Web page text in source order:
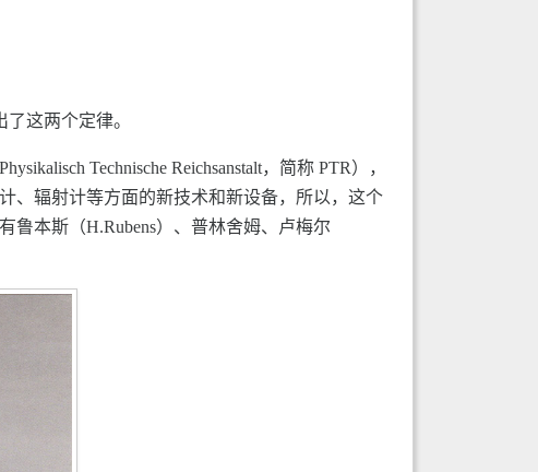
这两个定律。
Technische Reichsanstalt，简称 PTR），
、辐射计等方面的新技术和新设备，所以，这个
本斯（H.Rubens）、普林舍姆、卢梅尔